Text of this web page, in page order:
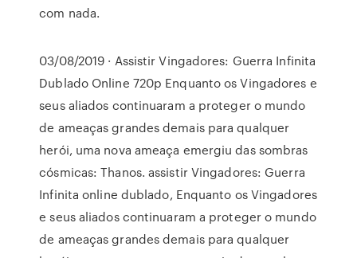
com nada.
03/08/2019 · Assistir Vingadores: Guerra Infinita
Dublado Online 720p Enquanto os Vingadores e
seus aliados continuaram a proteger o mundo
de ameaças grandes demais para qualquer
herói, uma nova ameaça emergiu das sombras
cósmicas: Thanos. assistir Vingadores: Guerra
Infinita online dublado, Enquanto os Vingadores
e seus aliados continuaram a proteger o mundo
de ameaças grandes demais para qualquer